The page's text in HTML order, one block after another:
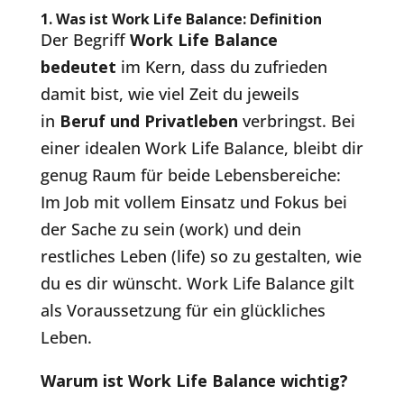
1.Was ist Work Life Balance: Definition
Der BegriffWork Life Balance
bedeutet im Kern, dass du zufrieden
damit bist, wie viel Zeit du jeweils
in Beruf und Privatleben verbringst. Bei
einer idealen Work Life Balance, bleibt dir
genug Raum für beide Lebensbereiche:
Im Job mit vollem Einsatz und Fokus bei
der Sache zu sein (work) und dein
restliches Leben (life) so zu gestalten, wie
du es dir wünscht. Work Life Balance gilt
als Voraussetzung für ein glückliches
Leben.
Warum ist Work Life Balance wichtig?